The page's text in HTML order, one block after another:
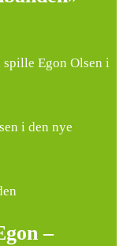
Egon Olsen i
i den nye
–